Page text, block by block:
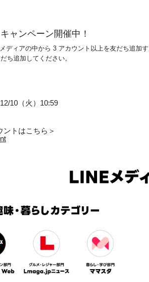
ャンペーン開催中！
ディアの中から 3 アカウント以上を友だち追加
ち追加してください。
10（火）10:59
ントはこちら＞